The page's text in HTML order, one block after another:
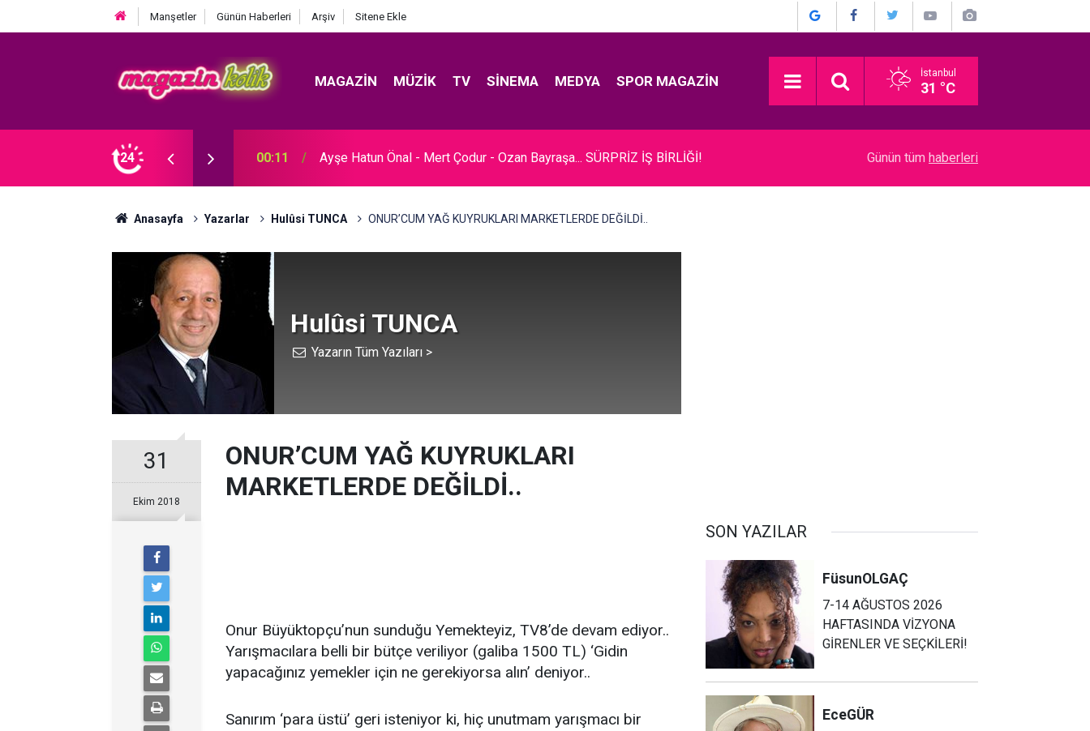
Manşetler Günün Haberleri Arşiv Sitene Ekle
MAGAZIN MÜZIK TV SINEMA MEDYA SPOR MAGAZIN İstanbul
31 °C
24
Bayraşa... SÜRPRİZ İŞ BİRLİĞİ! 23:30 Hare Sürel... SADE BİR TÖRENLE EVLENDİ! Münir Özkul... İŞTE HİÇ KİMSENİN BİLMEDİĞİ
Günün tüm haberleri
Anasayfa Yazarlar Hulûsi TUNCA ONUR’CUM YAĞ KUYRUKLARI MARKETLERDE DEĞİLDİ..
Hulûsi TUNCA
Yazarın Tüm Yazıları >
31
Ekim 2018
ONUR’CUM YAĞ KUYRUKLARI
MARKETLERDE DEĞİLDİ..
Onur Büyüktopçu’nun sunduğu Yemekteyiz, TV8’de devam ediyor..
Yarışmacılara belli bir bütçe veriliyor (galiba 1500 TL) ‘Gidin
yapacağınız yemekler için ne gerekiyorsa alın’ deniyor..
Sanırım ‘para üstü’ geri isteniyor ki, hiç unutmam yarışmacı bir
SON YAZILAR
FüsunOLGAÇ
7-14 AĞUSTOS 2026
HAFTASINDA VİZYONA
GİRENLER VE SEÇKİLERİ!
EceGÜR